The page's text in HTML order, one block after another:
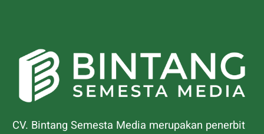
CV. Bintang Semesta Media merupakan penerbit